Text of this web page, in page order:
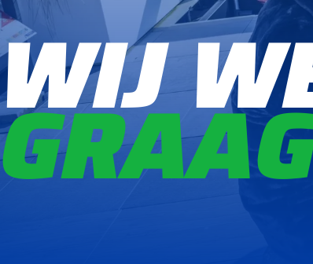
WIJ